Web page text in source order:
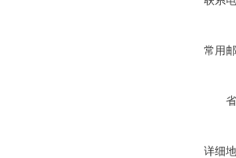
常用
详细